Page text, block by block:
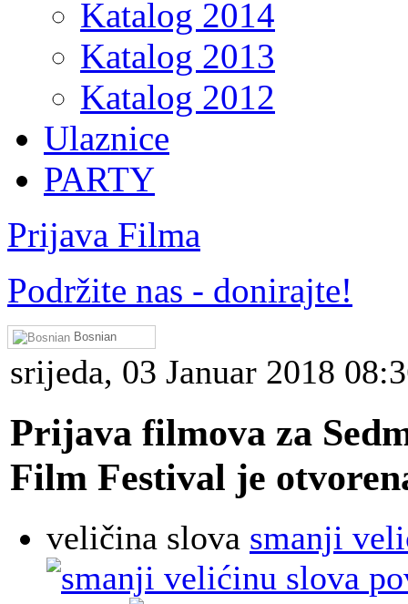
Katalog 2014
Katalog 2013
Katalog 2012
Ulaznice
PARTY
Prijava Filma
Podržite nas - donirajte!
Bosnian
srijeda, 03 Januar 2018
Prijava filmova za
Film Festival je
veličina slova smanji